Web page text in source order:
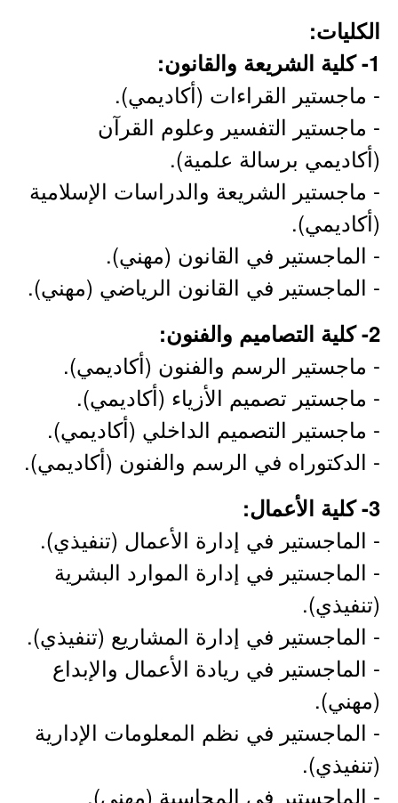
الكليات:
1- كلية الشريعة والقانون:
- ماجستير القراءات (أكاديمي).
- ماجستير التفسير وعلوم القرآن
(أكاديمي برسالة علمية).
- ماجستير الشريعة والدراسات الإسلامية
(أكاديمي).
- الماجستير في القانون (مهني).
- الماجستير في القانون الرياضي (مهني).
2- كلية التصاميم والفنون:
- ماجستير الرسم والفنون (أكاديمي).
- ماجستير تصميم الأزياء (أكاديمي).
- ماجستير التصميم الداخلي (أكاديمي).
- الدكتوراه في الرسم والفنون (أكاديمي).
3- كلية الأعمال:
- الماجستير في إدارة الأعمال (تنفيذي).
- الماجستير في إدارة الموارد البشرية
(تنفيذي).
- الماجستير في إدارة المشاريع (تنفيذي).
- الماجستير في ريادة الأعمال والإبداع
(مهني).
- الماجستير في نظم المعلومات الإدارية
(تنفيذي).
- الماجستير في المحاسبة (مهني).